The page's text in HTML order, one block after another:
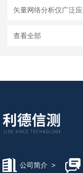
查看全部
公司简介 >